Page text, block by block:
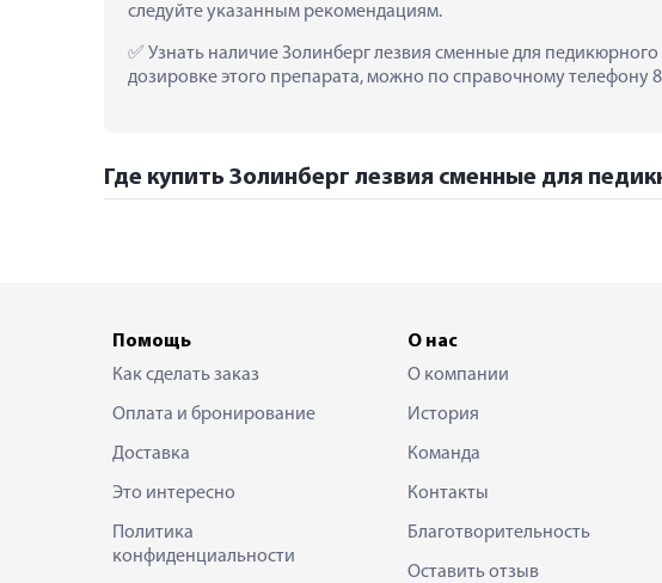
следуйте указанным рекомендациям.
Узнать наличие Золинберг лезвия сменные для
дозировке этого препарата, можно по справочному телефону
Где купить Золинберг лезвия сменные для
Помощь
Как сделать заказ
Оплата и бронирование
Доставка
Это интересно
Политика
конфиденциальности
О нас
О компании
История
Команда
Контакты
Благотворительность
Оставить отзыв